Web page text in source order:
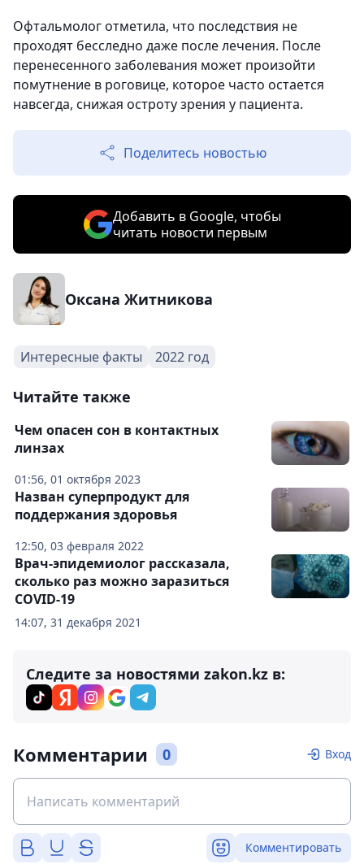
Офтальмолог отметила, что последствия не
проходят бесследно даже после лечения. После
перенесенного заболевания может произойти
помутнение в роговице, которое часто остается
навсегда, снижая остроту зрения у пациента.
Поделитесь новостью
Добавить в Google, чтобы
читать новости первым
Оксана Житникова
Интересные факты 2022 год
Читайте также
01:56, 01 октября 2023
Чем опасен сон в контактных
линзах
12:50, 03 февраля 2022
Назван суперпродукт для
поддержания здоровья
14:07, 31 декабря 2021
Врач-эпидемиолог рассказала,
сколько раз можно заразиться
COVID-19
Следите за новостями zakon.kz в:
Комментарии 0 Вход
Комментировать